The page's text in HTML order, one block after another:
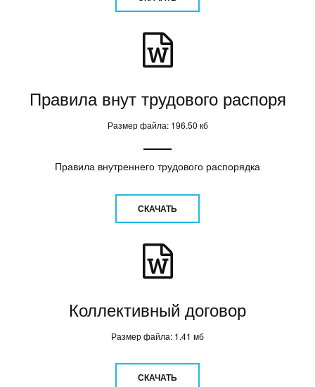
Правила внут трудового распоря
Размер файла: 196.50 кб
Правила внутреннего трудового распорядка
СКАЧАТЬ
Коллективный договор
Размер файла: 1.41 мб
СКАЧАТЬ